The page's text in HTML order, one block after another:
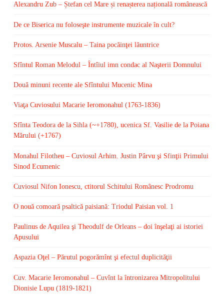
Alexandru Zub – Ștefan cel Mare și renașterea națională românească
De ce Biserica nu foloseşte instrumente muzicale în cult?
Protos. Arsenie Muscalu – Taina pocăinţei lăuntrice
Sfîntul Roman Melodul – Întîiul imn condac al Naşterii Domnului
Două minuni recente ale Sfîntului Mucenic Mina
Viaţa Cuviosului Macarie Ieromonahul (1763-1836)
Sfînta Teodora de la Sihla (~+1780), ucenica Sf. Vasilie de la Poiana
Mărului (+1767)
Monahul Filotheu – Cuviosul Arhim. Justin Pârvu şi Sfinţii Primului
Sinod Ecumenic
Cuviosul Nifon Ionescu, ctitorul Schitului Românesc Prodromu
O nouă comoară psaltică paisiană: Triodul Paisian vol. 1
Paulinus de Aquilea şi Theodulf de Orleans – doi înşelaţi ai istoriei
Apusului
Aspazia Oţel – Părutul pogorămînt şi efectul duplicităţii
Cuv. Macarie Ieromonahul – Cuvînt la întronizarea Mitropolitului
Dionisie Lupu (1819-1821)